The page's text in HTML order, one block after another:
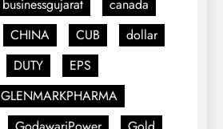
businessgujarat
canada
CHINA CUB
dollar
DUTY
EPS
GLENMARKPHARMA